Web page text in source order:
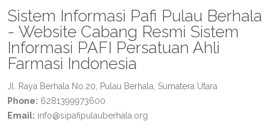
Sistem Informasi Pafi Pulau Berhala
- Website Cabang Resmi Sistem
Informasi PAFI Persatuan Ahli
Farmasi Indonesia
Jl. Raya Berhala No.20, Pulau Berhala, Sumatera Utara
Phone: 6281399973600
Email: info@sipafipulauberhala.org